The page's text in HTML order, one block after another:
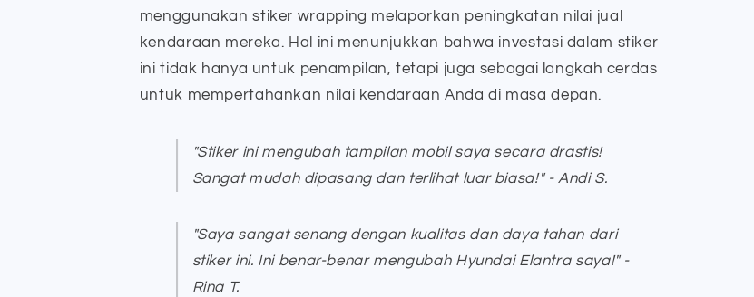
menggunakan stiker wrapping melaporkan peningkatan nilai jual
kendaraan mereka. Hal ini menunjukkan bahwa investasi dalam stiker
ini tidak hanya untuk penampilan, tetapi juga sebagai langkah cerdas
untuk mempertahankan nilai kendaraan Anda di masa depan.
"Stiker ini mengubah tampilan mobil saya secara drastis!
Sangat mudah dipasang dan terlihat luar biasa!" - Andi S.
"Saya sangat senang dengan kualitas dan daya tahan dari
stiker ini. Ini benar-benar mengubah Hyundai Elantra saya!" -
Rina T.